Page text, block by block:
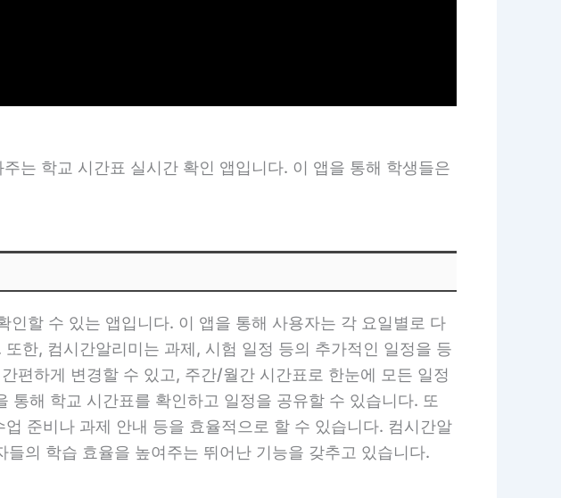
는 학교 시간표 실시간 확인 앱입니다. 이 앱을 통해 학생들은
할 수 있는 앱입니다. 이 앱을 통해 사용자는 각 요일별로 다
한, 컴시간알리미는 과제, 시험 일정 등의 추가적인 일정을 등
편하게 변경할 수 있고, 주간/월간 시간표로 한눈에 모든 일정
해 학교 시간표를 확인하고 일정을 공유할 수 있습니다. 또
준비나 과제 안내 등을 효율적으로 할 수 있습니다. 컴시간알
의 학습 효율을 높여주는 뛰어난 기능을 갖추고 있습니다.